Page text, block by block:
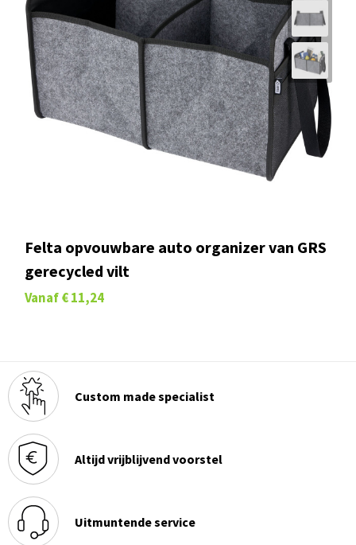
Felta opvouwbare auto organizer van GRS
gerecycled vilt
Vanaf € 11,24
Custom made specialist
Altijd vrijblijvend voorstel
Uitmuntende service